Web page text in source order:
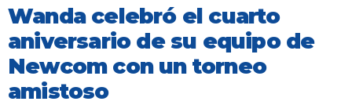
Wanda celebró el cuarto
aniversario de su equipo de
Newcom con un torneo
amistoso